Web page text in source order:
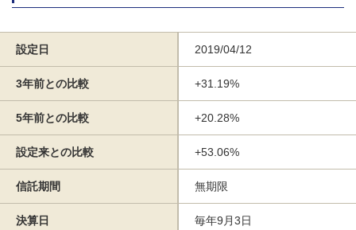
設定日 2019/04/12
3年前との比較 +31.19%
5年前との比較 +20.28%
設定来との比較 +53.06%
信託期間 無期限
決算日 毎年9月3日